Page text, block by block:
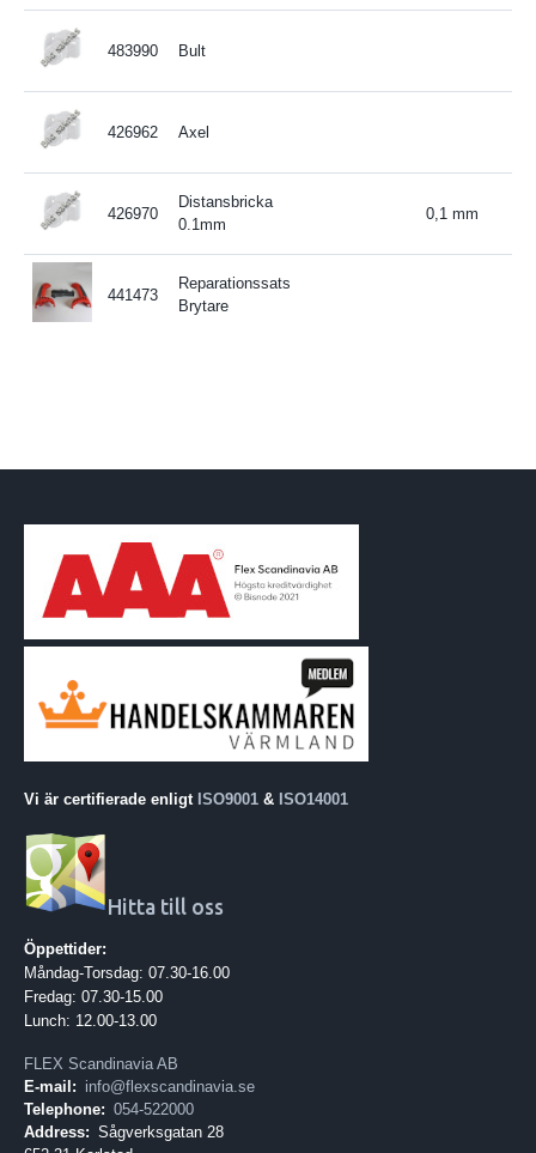
483990 Bult
426962 Axel
426970
Distansbricka
0.1mm
0,1 mm
441473
Reparationssats
Brytare
Vi är certifierade enligt ISO9001 & ISO14001
Hitta till oss
Öppettider:
Måndag-Torsdag: 07.30-16.00
Fredag: 07.30-15.00
Lunch: 12.00-13.00
FLEX Scandinavia AB
E-mail: info@flexscandinavia.se
Telephone: 054-522000
Address: Sågverksgatan 28